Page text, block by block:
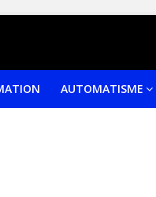
AUTOMATISME